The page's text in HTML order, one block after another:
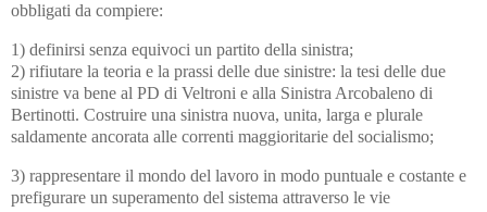
obbligati da compiere:
1) definirsi senza equivoci un partito della sinistra;
2) rifiutare la teoria e la prassi delle due sinistre: la tesi delle due
sinistre va bene al PD di Veltroni e alla Sinistra Arcobaleno di
Bertinotti. Costruire una sinistra nuova, unita, larga e plurale
saldamente ancorata alle correnti maggioritarie del socialismo;
3) rappresentare il mondo del lavoro in modo puntuale e costante e
prefigurare un superamento del sistema attraverso le vie